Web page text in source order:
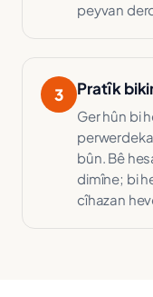
peyvan
3 Pratîk
Ger hûn bi
bûn. Bê
dimîne; bi
cîhazan